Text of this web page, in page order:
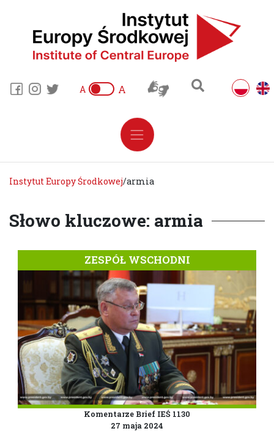
A A
Instytut Europy Środkowej/armia
Słowo kluczowe: armia
ZESPÓŁ WSCHODNI
Komentarze Brief IEŚ 1130
27 maja 2024